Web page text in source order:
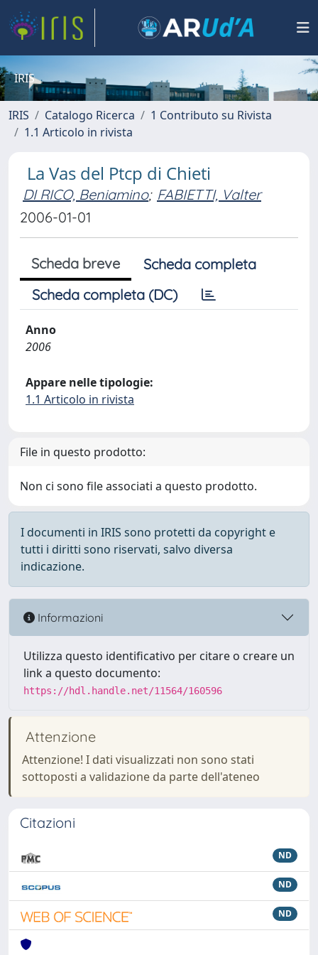
IRIS
IRIS Catalogo Ricerca
1 Contributo su Rivista
1.1 Articolo in rivista
La Vas del Ptcp di Chieti
DI RICO, Beniamino; FABIETTI, Valter
2006-01-01
Scheda breve
Scheda completa
Scheda completa (DC)
Anno
2006
Appare nelle tipologie:
1.1 Articolo in rivista
File in questo prodotto:
Non ci sono file associati a questo prodotto.
I documenti in IRIS sono protetti da copyright e
tutti i diritti sono riservati, salvo diversa
indicazione.
Informazioni
Utilizza questo identificativo per citare o creare un
link a questo documento:
https://hdl.handle.net/11564/160596
Attenzione
Attenzione! I dati visualizzati non sono stati
sottoposti a validazione da parte dell'ateneo
Citazioni
ND
ND
ND